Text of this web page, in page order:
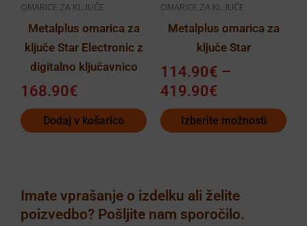
OMARICE ZA KLJUČE
Metalplus omarica za
ključe Star Electronic z
digitalno ključavnico
168.90€
Dodaj v košarico
OMARICE ZA KLJUČE
Metalplus omarica za
ključe Star
114.90€ –
419.90€
Izberite možnosti
izberete
na
izdelka
Imate vprašanje o izdelku ali želite
poizvedbo? Pošljite nam sporočilo.